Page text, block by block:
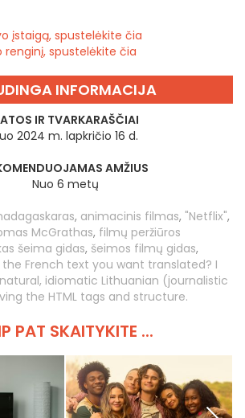
įstaigą, spustelėkite čia
renginį, spustelėkite čia
INFORMACIJA
IR TVARKARAŠČIAI
2024 m. lapkričio 16 d.
AMŽIUS
Nuo 6 metų
, animacinis filmas, "Netflix",
McGrathas, filmų peržiūros
šeima gidas, šeimos filmų gidas,
French text you want translated? I
idiomatic Lithuanian (journalistic
the HTML tags and structure.
PAT SKAITYKITE ...